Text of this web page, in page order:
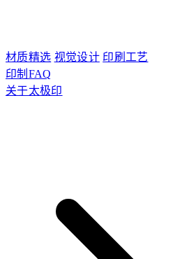
材质精选 视觉设计 印刷工艺
印制FAQ
关于太极印